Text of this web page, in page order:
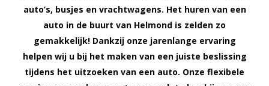
auto’s, busjes en vrachtwagens. Het huren van een
auto in de buurt van Helmond is zelden zo
gemakkelijk! Dankzij onze jarenlange ervaring
helpen wij u bij het maken van een juiste beslissing
tijdens het uitzoeken van een auto. Onze flexibele